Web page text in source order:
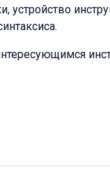
устройство